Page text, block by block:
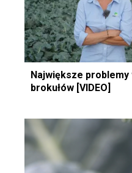
Największe
brokułów [VIDEO]